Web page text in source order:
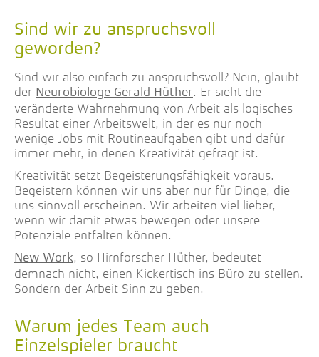
Sind wir zu anspruchsvoll
geworden?
Sind wir also einfach zu anspruchsvoll? Nein, glaubt
der Neurobiologe Gerald Hüther. Er sieht die
veränderte Wahrnehmung von Arbeit als logisches
Resultat einer Arbeitswelt, in der es nur noch
wenige Jobs mit Routineaufgaben gibt und dafür
immer mehr, in denen Kreativität gefragt ist.
Kreativität setzt Begeisterungsfähigkeit voraus.
Begeistern können wir uns aber nur für Dinge, die
uns sinnvoll erscheinen. Wir arbeiten viel lieber,
wenn wir damit etwas bewegen oder unsere
Potenziale entfalten können.
New Work, so Hirnforscher Hüther, bedeutet
demnach nicht, einen Kickertisch ins Büro zu stellen.
Sondern der Arbeit Sinn zu geben.
Warum jedes Team auch
Einzelspieler braucht